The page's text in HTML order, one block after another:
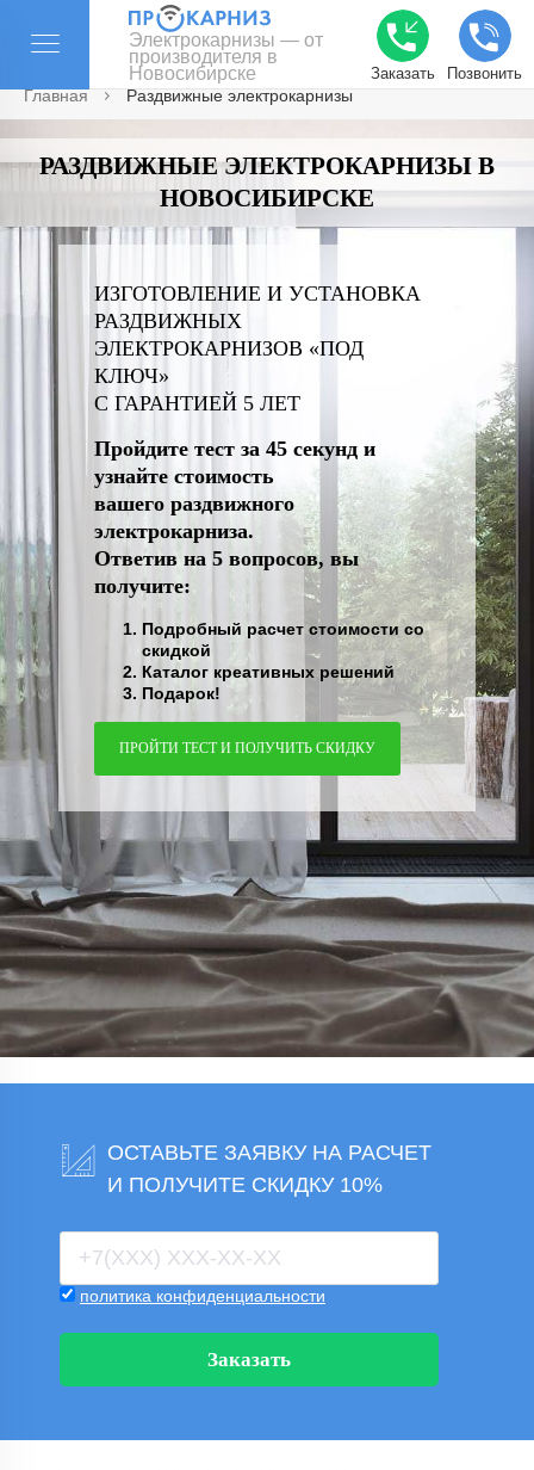
Электрокарнизы — от
производителя в
Новосибирске
Заказать Позвонить
Главная Раздвижные электрокарнизы
РАЗДВИЖНЫЕ ЭЛЕКТРОКАРНИЗЫ В
НОВОСИБИРСКЕ
ИЗГОТОВЛЕНИЕ И УСТАНОВКА
РАЗДВИЖНЫХ
ЭЛЕКТРОКАРНИЗОВ «ПОД
КЛЮЧ»
С ГАРАНТИЕЙ 5 ЛЕТ
Пройдите тест за 45 секунд и
узнайте стоимость
вашего раздвижного
электрокарниза.
Ответив на 5 вопросов, вы
получите:
Подробный расчет стоимости со
скидкой
Каталог креативных решений
Подарок!
ПРОЙТИ ТЕСТ И ПОЛУЧИТЬ СКИДКУ
ОСТАВЬТЕ ЗАЯВКУ НА РАСЧЕТ
И ПОЛУЧИТЕ СКИДКУ 10%
политика конфиденциальности
Заказать